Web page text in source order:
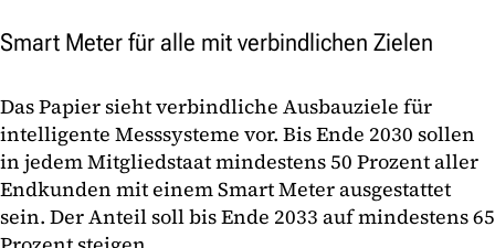
Smart Meter für alle mit verbindlichen Zielen
Das Papier sieht verbindliche Ausbauziele für
intelligente Messsysteme vor. Bis Ende 2030 sollen
in jedem Mitgliedstaat mindestens 50 Prozent aller
Endkunden mit einem Smart Meter ausgestattet
sein. Der Anteil soll bis Ende 2033 auf mindestens 65